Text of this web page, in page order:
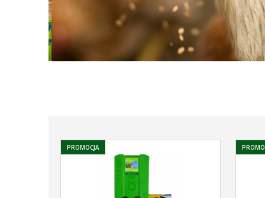
PROMOCJA